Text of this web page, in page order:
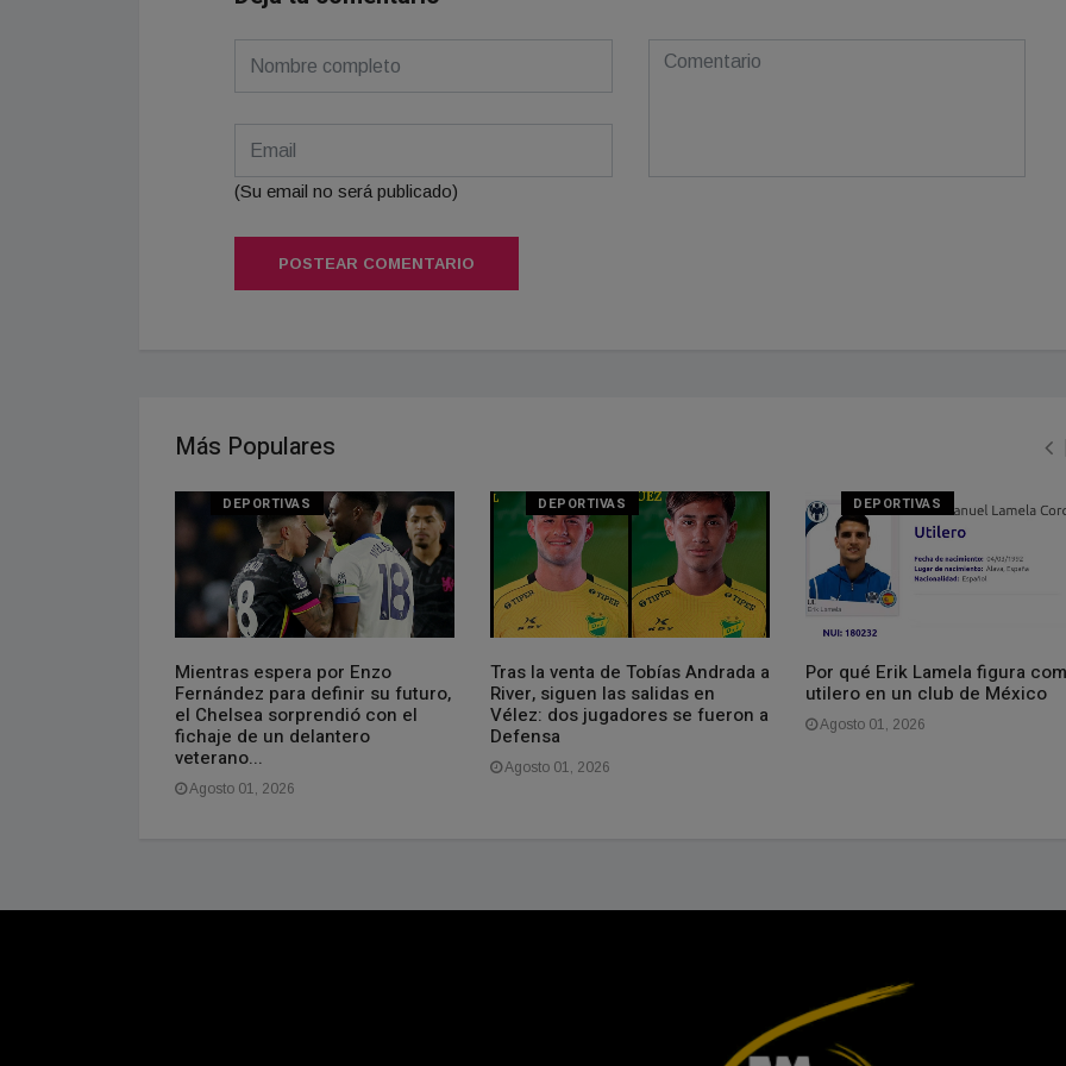
(Su email no será publicado)
POSTEAR COMENTARIO
Más Populares
DEPORTIVAS
Mientras espera por Enzo
Fernández para definir su futuro,
el Chelsea sorprendió con el
fichaje de un delantero
veterano...
Agosto 01, 2026
DEPORTIVAS
Tras la venta de Tobías Andrada a
River, siguen las salidas en
Vélez: dos jugadores se fueron a
Defensa
Agosto 01, 2026
DEPORTIVAS
Por qué Erik Lamela figura
utilero en un club de México
Agosto 01, 2026